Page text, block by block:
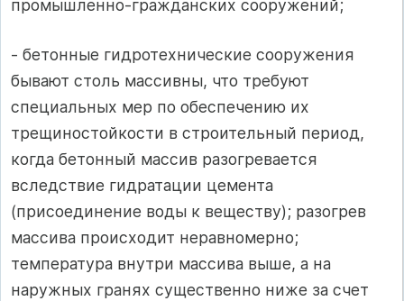
промышленно-гражданских сооружений;
- бетонные гидротехнические сооружения
бывают столь массивны, что требуют
специальных мер по обеспечению их
трещиностойкости в строительный период,
когда бетонный массив разогревается
вследствие гидратации цемента
(присоединение воды к веществу); разогрев
массива происходит неравномерно;
температура внутри массива выше, а на
наружных гранях существенно ниже за счет